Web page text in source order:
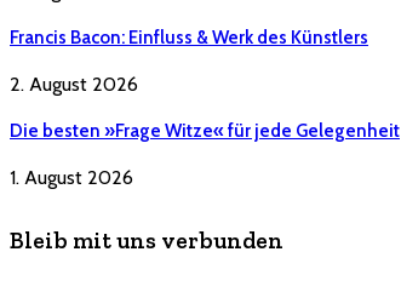
Francis Bacon: Einfluss & Werk des Künstlers
2. August 2026
Die besten »Frage Witze« für jede Gelegenheit
1. August 2026
Bleib mit uns verbunden